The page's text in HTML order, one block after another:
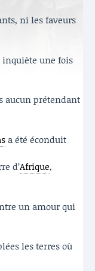
ni les faveurs
inquiète une fois
aucun prétendant
a été éconduit
d’Afrique,
un amour qui
les terres où